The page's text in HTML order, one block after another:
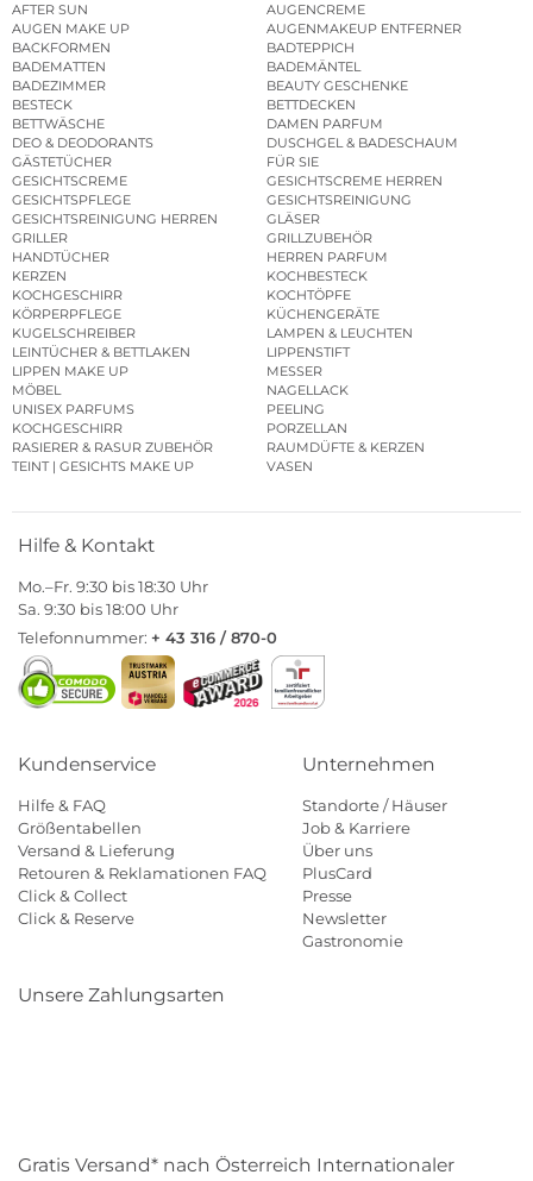
AFTER SUN
AUGENCREME
AUGEN MAKE UP
AUGENMAKEUP ENTFERNER
BACKFORMEN
BADTEPPICH
BADEMATTEN
BADEMÄNTEL
BADEZIMMER
BEAUTY GESCHENKE
BESTECK
BETTDECKEN
BETTWÄSCHE
DAMEN PARFUM
DEO & DEODORANTS
DUSCHGEL & BADESCHAUM
GÄSTETÜCHER
FÜR SIE
GESICHTSCREME
GESICHTSCREME HERREN
GESICHTSPFLEGE
GESICHTSREINIGUNG
GESICHTSREINIGUNG HERREN
GLÄSER
GRILLER
GRILLZUBEHÖR
HANDTÜCHER
HERREN PARFUM
KERZEN
KOCHBESTECK
KOCHGESCHIRR
KOCHTÖPFE
KÖRPERPFLEGE
KÜCHENGERÄTE
KUGELSCHREIBER
LAMPEN & LEUCHTEN
LEINTÜCHER & BETTLAKEN
LIPPENSTIFT
LIPPEN MAKE UP
MESSER
MÖBEL
NAGELLACK
UNISEX PARFUMS
PEELING
KOCHGESCHIRR
PORZELLAN
RASIERER & RASUR ZUBEHÖR
RAUMDÜFTE & KERZEN
TEINT | GESICHTS MAKE UP
VASEN
Hilfe & Kontakt
Mo.–Fr. 9:30 bis 18:30 Uhr
Sa. 9:30 bis 18:00 Uhr
Telefonnummer: + 43 316 / 870-0
Kundenservice
Hilfe & FAQ
Größentabellen
Versand & Lieferung
Retouren & Reklamationen FAQ
Click & Collect
Click & Reserve
Unternehmen
Standorte / Häuser
Job & Karriere
Über uns
PlusCard
Presse
Newsletter
Gastronomie
Unsere Zahlungsarten
Gratis Versand* nach Österreich Internationaler